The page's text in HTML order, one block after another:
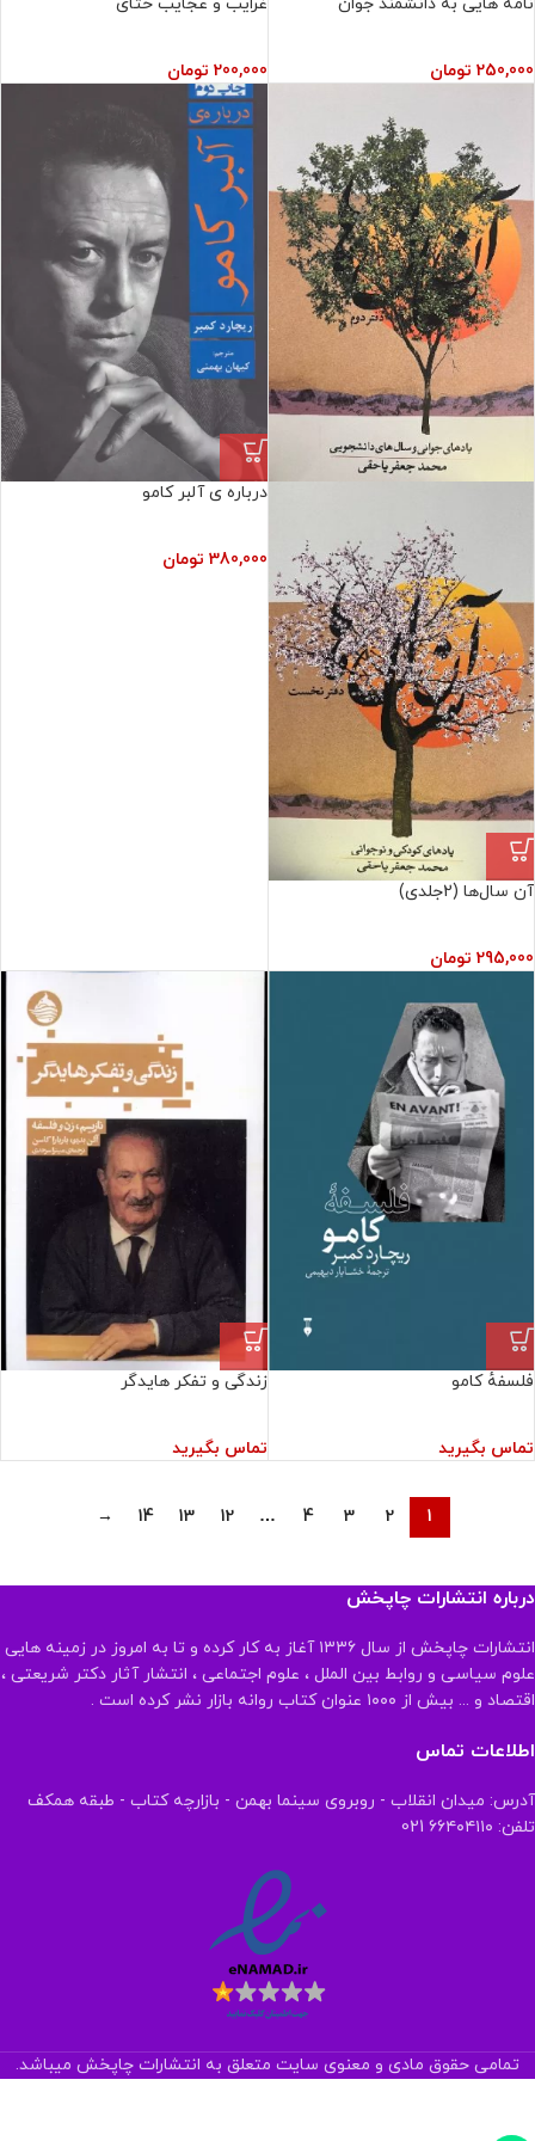
250,000 تومان 200,000 تومان
آن سال‌ها (2جلدی)
295,000 تومان
درباره ی آلبر کامو
380,000 تومان
فلسفهٔ کامو
تماس بگیرید
زندگی و تفکر هایدگر
تماس بگیرید
1
2
3
4
…
12
13
14
→
درباره انتشارات چاپخش
انتشارات چاپخش از سال ۱۳۳۶ آغاز به کار کرده و تا به امروز در زمینه هایی
علوم سیاسی و روابط بین الملل ، علوم اجتماعی ، انتشار آثار دکتر شریعتی ،
اقتصاد و ... بیش از ۱۰۰۰ عنوان کتاب روانه بازار نشر کرده است .
اطلاعات تماس
آدرس: میدان انقلاب - روبروی سینما بهمن - بازارچه کتاب - طبقه همکف
تلفن: ۶۶۴۰۴۱۱۰ 021
تمامی حقوق مادی و معنوی سایت متعلق به انتشارات چاپخش میباشد.